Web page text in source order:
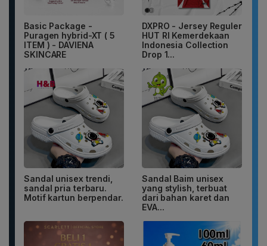
Basic Package -
Puragen hybrid-XT ( 5
ITEM ) - DAVIENA
SKINCARE
DXPRO - Jersey Reguler
HUT RI Kemerdekaan
Indonesia Collection
Drop 1...
Sandal unisex trendi,
sandal pria terbaru.
Motif kartun berpendar.
Sandal Baim unisex
yang stylish, terbuat
dari bahan karet dan
EVA...